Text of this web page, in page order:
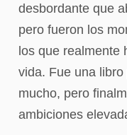
desbordante que
pero fueron los
los que realmente
vida. Fue una
mucho, pero
ambiciones